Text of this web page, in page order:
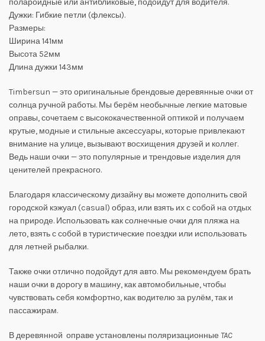
полароидные или антибликовые, подойдут для водителя.
Дужки: Гибкие петли (флексы).
Размеры:
Ширина 141мм
Высота 52мм
Длина дужки 143мм
Timbersun — это оригинальные брендовые деревянные очки от
солнца ручной работы. Мы берём необычные легкие матовые
оправы, сочетаем с высококачественной оптикой и получаем
крутые, модные и стильные аксессуары, которые привлекают
внимание на улице, вызывают восхищения друзей и коллег.
Ведь наши очки — это популярные и трендовые изделия для
ценителей прекрасного.
Благодаря классическому дизайну вы можете дополнить свой
городской кэжуал (casual) образ, или взять их с собой на отдых
на природе. Использовать как солнечные очки для пляжа на
лето, взять с собой в туристические поездки или использовать
для летней рыбалки.
Также очки отлично подойдут для авто. Мы рекомендуем брать
наши очки в дорогу в машину, как автомобильные, чтобы
чувствовать себя комфортно, как водителю за рулём, так и
пассажирам.
В деревянной оправе установлены поляризационные TAC